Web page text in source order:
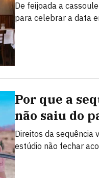
De feijoada a
para celebrar a data
Por que a
não saiu do
Direitos da
estúdio não fechar